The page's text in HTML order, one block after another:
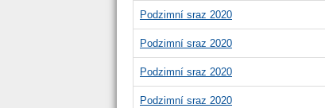
Podzimní sraz 2020
Podzimní sraz 2020
Podzimní sraz 2020
Podzimní sraz 2020